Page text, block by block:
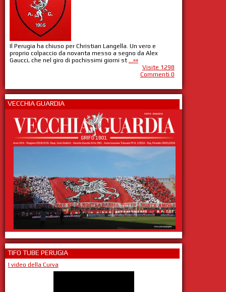
Il Perugia ha chiuso per Christian Langella. Un vero e
proprio colpaccio da novanta messo a segno da Alex
Gaucci, che nel giro di pochissimi giorni st ...»»
Visite 1298
Commenti 0
VECCHIA GUARDIA
TIFO TUBE PERUGIA
I video della Curva